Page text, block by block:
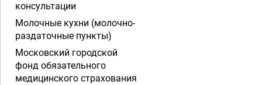
консультации
Молочные кухни (молочно-
раздаточные пункты)
Московский городской
фонд обязательного
медицинского страхования